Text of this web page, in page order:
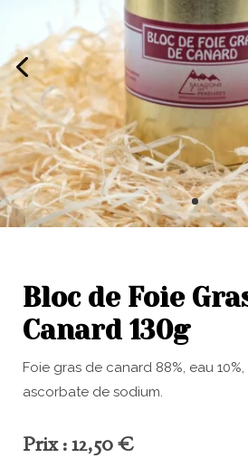
Bloc de Foie
Canard 130g
Foie gras de canard 88%, eau
ascorbate de sodium.
Prix : 12,50 €